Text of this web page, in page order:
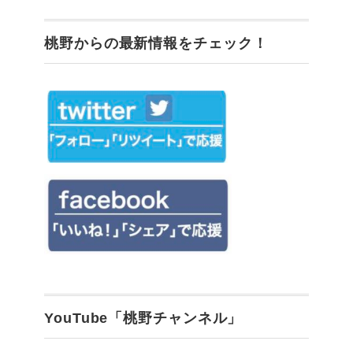
桃野からの最新情報をチェック！
YouTube「桃野チャンネル」